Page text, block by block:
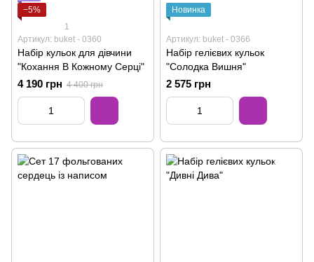
−5%
1
Артикул: buket - 0360
Набір кульок для дівчини
"Кохання В Кожному Серці"
4 190 грн 4 400 грн
Новинка
Артикул: buket - 0366
Набір гелієвих кульок
"Солодка Вишня"
2 575 грн